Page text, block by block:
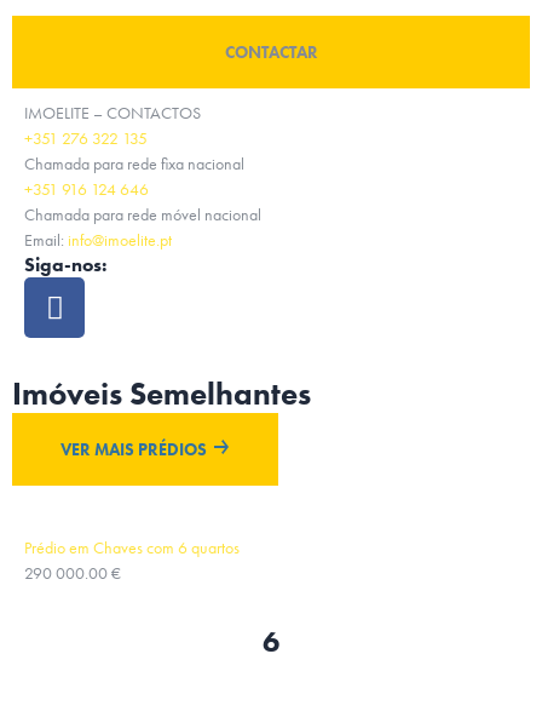
CONTACTAR
IMOELITE – CONTACTOS
+351 276 322 135
Chamada para rede fixa nacional
+351 916 124 646
Chamada para rede móvel nacional
Email: info@imoelite.pt
Siga-nos:
Imóveis Semelhantes
VER MAIS PRÉDIOS
Prédio em Chaves com 6 quartos
290 000.00 €
6